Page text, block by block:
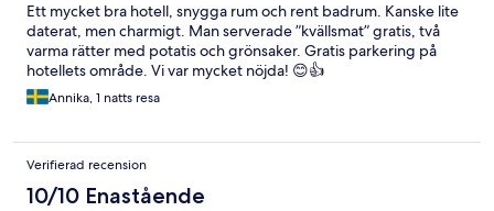
Ett mycket bra hotell, snygga rum och rent badrum. Kanske lite
daterat, men charmigt. Man serverade ”kvällsmat” gratis, två
varma rätter med potatis och grönsaker. Gratis parkering på
hotellets område. Vi var mycket nöjda! 😊👍
Annika, 1 natts resa
Verifierad recension
10/10 Enastående